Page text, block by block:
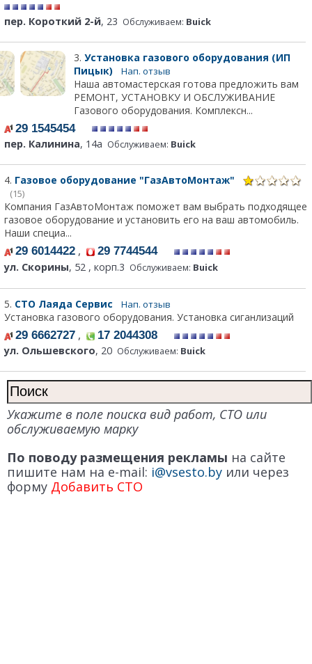
пер. Короткий 2-й, 23 Обслуживаем: Buick
3. Установка газового оборудования (ИП
Пицык)
Нап. отзыв
Наша автомастерская готова предложить вам
РЕМОНТ, УСТАНОВКУ И ОБСЛУЖИВАНИЕ
Газового оборудования. Комплексн...
29 1545454
пер. Калинина, 14а Обслуживаем: Buick
4. Газовое оборудование "ГазАвтоМонтаж"
(15)
Компания ГазАвтоМонтаж поможет вам выбрать подходящее
газовое оборудование и установить его на ваш автомобиль.
Наши специа...
29 6014422 ,
29 7744544
ул. Скорины, 52 , корп.3 Обслуживаем: Buick
5. СТО Лаяда Сервис Нап. отзыв
Установка газового оборудования. Установка сиганлизаций
29 6662727 ,
17 2044308
ул. Ольшевского, 20 Обслуживаем: Buick
Укажите в поле поиска вид работ, СТО или
обслуживаемую марку
По поводу размещения рекламы на сайте
пишите нам на e-mail: i@vsesto.by или через
форму Добавить СТО